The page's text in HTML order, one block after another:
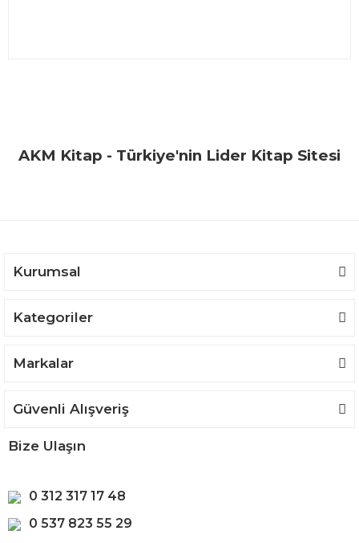
Yorum Yaz
Ürün resmi kalitesiz, bozuk veya görüntülenemiyor.
AKM Kitap - Türkiye'nin Lider Kitap Sitesi
Kurumsal
Kategoriler
Markalar
Güvenli Alışveriş
Bize Ulaşın
0 312 317 17 48
0 537 823 55 29